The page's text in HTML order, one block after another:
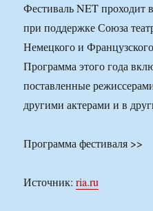
Фестиваль NET проходит
при поддержке Союза
Немецкого и
Программа этого года
поставленные
другими актерами и в
Программа фестиваля >>
Источник:ria.ru